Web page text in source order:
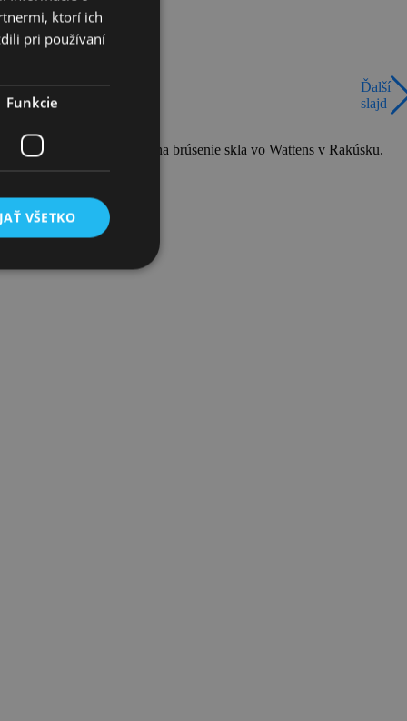
Ďalší
slajd
republiky založil firmu na brúsenie skla vo Wattens v Rakúsku.
ktorí ich
pri používaní
Funkcie
VŠETKO